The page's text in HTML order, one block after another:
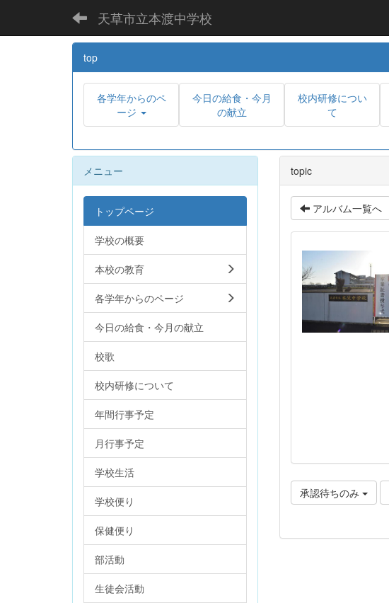
天草市立本渡中学校
top
各学年からのペ
ージ
今日の給食・今月
の献立
校内研修につい
て
topic
アルバム一覧へ
承認待ちのみ
メニュー
トップページ
学校の概要
本校の教育
各学年からのページ
今日の給食・今月の献立
校歌
校内研修について
年間行事予定
月行事予定
学校生活
学校便り
保健便り
部活動
生徒会活動